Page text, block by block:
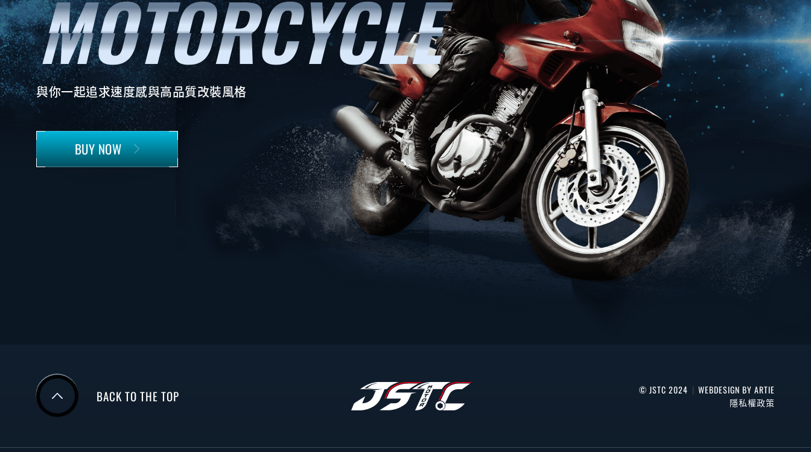
與你一起追求速度感與高品質改裝風格
BUY NOW
BACK TO THE TOP © JSTC 2024 | WEBDESIGN BY ARTIE
隱私權政策